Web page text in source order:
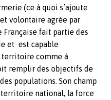
(ce à quoi s’ajoute
volontaire agrée par
Française fait partie des
et est capable
territoire comme à
remplir des objectifs de
populations. Son champ
territoire national, la force